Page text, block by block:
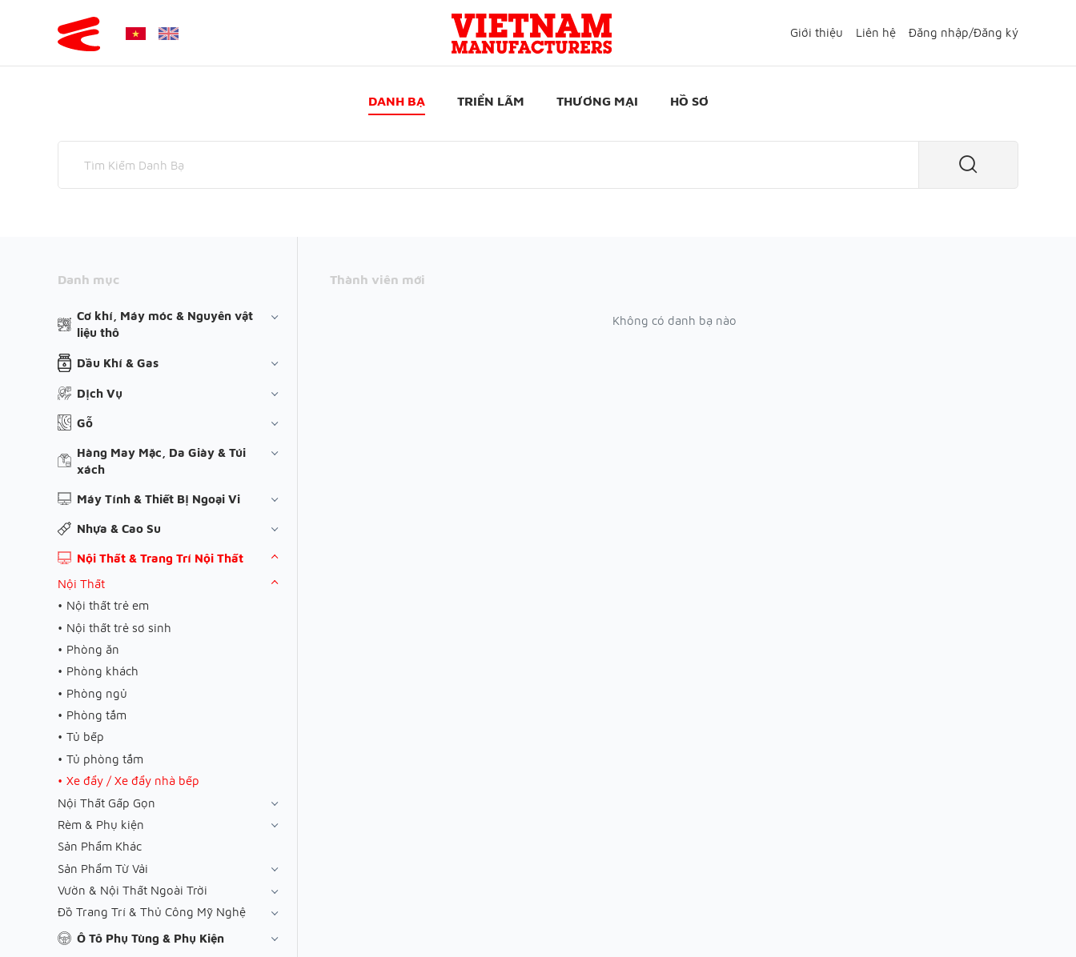
Giới thiệu Liên hệ Đăng nhập/Đăng ký
DANH BẠ TRIỂN LÃM THƯƠNG MẠI HỒ SƠ
Danh mục
Cơ khí, Máy móc & Nguyên vật
liệu thô
Dầu Khí & Gas
Dịch Vụ
Gỗ
Hàng May Mặc, Da Giày & Túi
xách
Máy Tính & Thiết Bị Ngoại Vi
Nhựa & Cao Su
Nội Thất & Trang Trí Nội Thất
Nội Thất
Nội thất trẻ em
Nội thất trẻ sơ sinh
Phòng ăn
Phòng khách
Phòng ngủ
Phòng tắm
Tủ bếp
Tủ phòng tắm
Xe đẩy / Xe đẩy nhà bếp
Nội Thất Gấp Gọn
Rèm & Phụ kiện
Sản Phẩm Khác
Sản Phẩm Từ Vải
Vườn & Nội Thất Ngoài Trời
Đồ Trang Trí & Thủ Công Mỹ Nghệ
Ô Tô Phụ Tùng & Phụ Kiện
Thành viên mới
Không có danh bạ nào